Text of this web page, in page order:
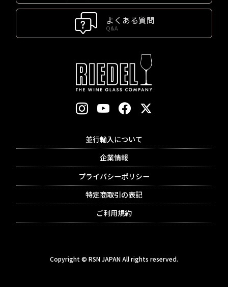
よくある質問
Q&A
並行輸入について
企業情報
プライバシーポリシー
特定商取引の表記
ご利用規約
Copyright © RSN JAPAN All rights reserved.